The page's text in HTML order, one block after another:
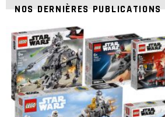
NOS DERNIÈRES PUBLICATIONS